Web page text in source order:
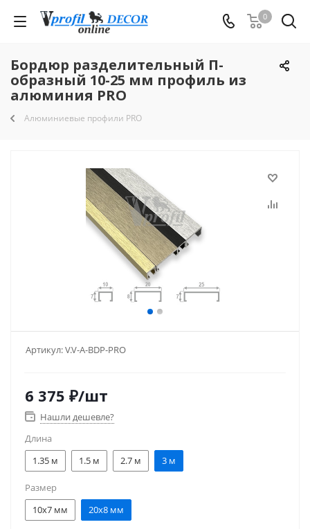
0
Бордюр разделительный П-
образный 10-25 мм профиль из
алюминия PRO
Алюминиевые профили PRO
Артикул:V.V-A-BDP-PRO
6 375 ₽/шт
Нашли дешевле?
Длина
1.35 м
1.5 м 2.7 м 3 м
Размер
10x7 мм
20x8 мм